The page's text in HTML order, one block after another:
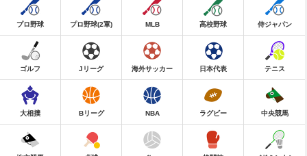
プロ野球 プロ野球(2軍) MLB 高校野球 侍ジャパン
ゴルフ Jリーグ 海外サッカー 日本代表 テニス
大相撲 Bリーグ NBA ラグビー 中央競馬